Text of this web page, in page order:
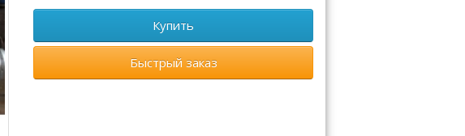
Купить
Быстрый заказ